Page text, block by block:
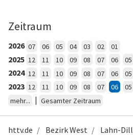
Zeitraum
2026 07 06 05 04 03 02 01
2025 12 11 10 09 08 07 06 05
2024 12 11 10 09 08 07 06 05
2023 12 11 10 09 08 07 06 05
mehr...
| Gesamter Zeitraum
httv.de Bezirk West Lahn-Dill